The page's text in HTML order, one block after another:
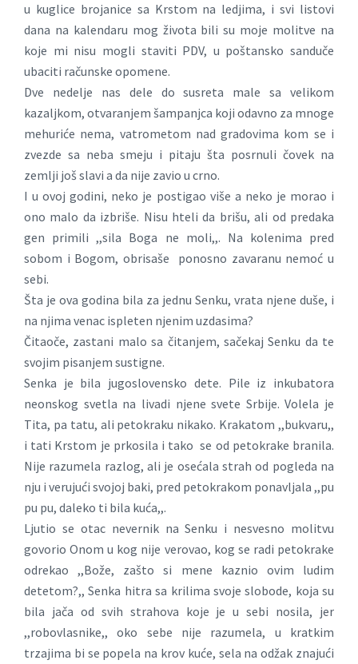
u kuglice brojanice sa Krstom na ledjima, i svi listovi
dana na kalendaru mog života bili su moje molitve na
koje mi nisu mogli staviti PDV, u poštansko sanduče
ubaciti računske opomene.
Dve nedelje nas dele do susreta male sa velikom
kazaljkom, otvaranjem šampanjca koji odavno za mnoge
mehuriće nema, vatrometom nad gradovima kom se i
zvezde sa neba smeju i pitaju šta posrnuli čovek na
zemlji još slavi a da nije zavio u crno.
I u ovoj godini, neko je postigao više a neko je morao i
ono malo da izbriše. Nisu hteli da brišu, ali od predaka
gen primili ,,sila Boga ne moli,,. Na kolenima pred
sobom i Bogom, obrisaše ponosno zavaranu nemoć u
sebi.
Šta je ova godina bila za jednu Senku, vrata njene duše, i
na njima venac ispleten njenim uzdasima?
Čitaoče, zastani malo sa čitanjem, sačekaj Senku da te
svojim pisanjem sustigne.
Senka je bila jugoslovensko dete. Pile iz inkubatora
neonskog svetla na livadi njene svete Srbije. Volela je
Tita, pa tatu, ali petokraku nikako. Krakatom ,,bukvaru,,
i tati Krstom je prkosila i tako se od petokrake branila.
Nije razumela razlog, ali je osećala strah od pogleda na
nju i verujući svojoj baki, pred petokrakom ponavljala ,,pu
pu pu, daleko ti bila kuća,,.
Ljutio se otac nevernik na Senku i nesvesno molitvu
govorio Onom u kog nije verovao, kog se radi petokrake
odrekao ,,Bože, zašto si mene kaznio ovim ludim
detetom?,, Senka hitra sa krilima svoje slobode, koja su
bila jača od svih strahova koje je u sebi nosila, jer
,,robovlasnike,, oko sebe nije razumela, u kratkim
trzajima bi se popela na krov kuće, sela na odžak znajući